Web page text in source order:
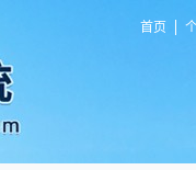
首页